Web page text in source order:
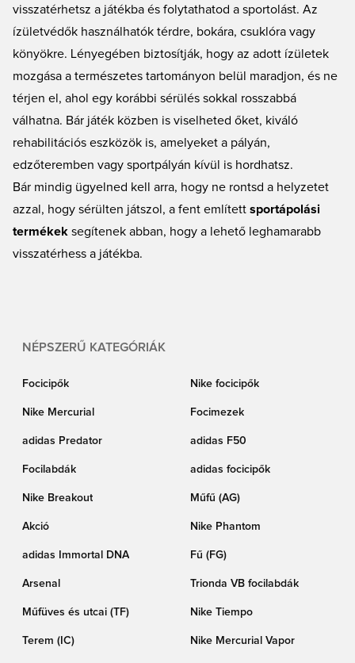
visszatérhetsz a játékba és folytathatod a sportolást. Az
ízületvédők használhatók térdre, bokára, csuklóra vagy
könyökre. Lényegében biztosítják, hogy az adott ízületek
mozgása a természetes tartományon belül maradjon, és ne
térjen el, ahol egy korábbi sérülés sokkal rosszabbá
válhatna. Bár játék közben is viselheted őket, kiváló
rehabilitációs eszközök is, amelyeket a pályán,
edzőteremben vagy sportpályán kívül is hordhatsz.
Bár mindig ügyelned kell arra, hogy ne rontsd a helyzetet
azzal, hogy sérülten játszol, a fent említett sportápolási
termékek segítenek abban, hogy a lehető leghamarabb
visszatérhess a játékba.
NÉPSZERŰ KATEGÓRIÁK
Focicipők Nike focicipők
Nike Mercurial Focimezek
adidas Predator adidas F50
Focilabdák adidas focicipők
Nike Breakout Műfű (AG)
Akció Nike Phantom
adidas Immortal DNA Fű (FG)
Arsenal Trionda VB focilabdák
Műfüves és utcai (TF) Nike Tiempo
Terem (IC) Nike Mercurial Vapor